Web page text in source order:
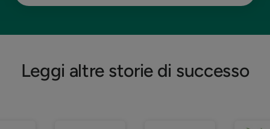
Leggi altre storie di successo